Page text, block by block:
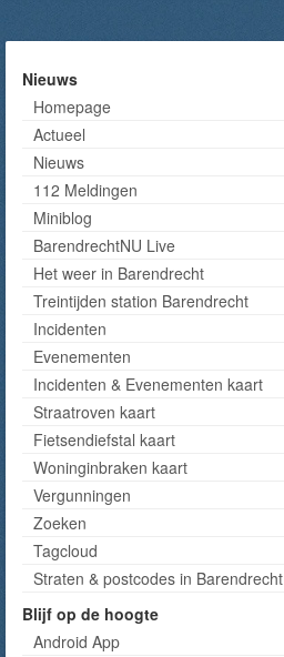
Nieuws
Homepage
Actueel
Nieuws
112 Meldingen
Miniblog
BarendrechtNU Live
Het weer in Barendrecht
Treintijden station Barendrecht
Incidenten
Evenementen
Incidenten & Evenementen kaart
Straatroven kaart
Fietsendiefstal kaart
Woninginbraken kaart
Vergunningen
Zoeken
Tagcloud
Straten & postcodes in Barendrecht
Blijf op de hoogte
Android App